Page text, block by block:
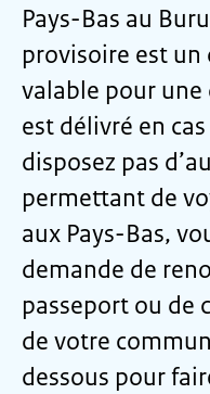
Pays-Bas au
provisoire est
valable pour
est délivré en
disposez pas
permettant de
aux Pays-Bas,
demande de
passeport ou de
de votre
dessous pour